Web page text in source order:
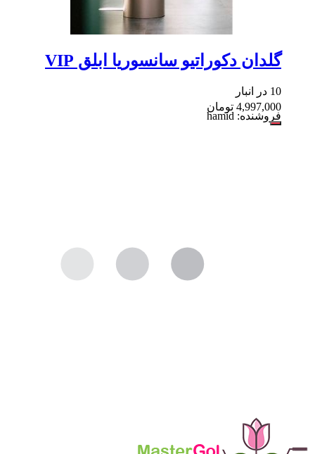
گلدان دکوراتیو سانسوریا ابلق VIP
10 در انبار
فروشنده: hamid
4,997,000 تومان